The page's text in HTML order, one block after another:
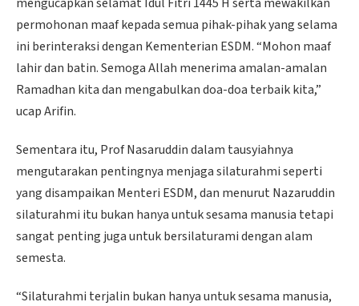
permohonan maaf kepada semua pihak-pihak yang selama
ini berinteraksi dengan Kementerian ESDM. “Mohon maaf
lahir dan batin. Semoga Allah menerima amalan-amalan
Ramadhan kita dan mengabulkan doa-doa terbaik kita,”
ucap Arifin.
Sementara itu, Prof Nasaruddin dalam tausyiahnya
mengutarakan pentingnya menjaga silaturahmi seperti
yang disampaikan Menteri ESDM, dan menurut Nazaruddin
silaturahmi itu bukan hanya untuk sesama manusia tetapi
sangat penting juga untuk bersilaturami dengan alam
semesta.
“Silaturahmi terjalin bukan hanya untuk sesama manusia,